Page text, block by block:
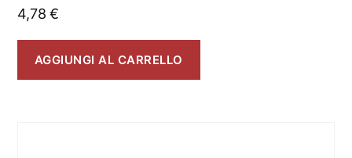
4,78€
AGGIUNGI AL CARRELLO